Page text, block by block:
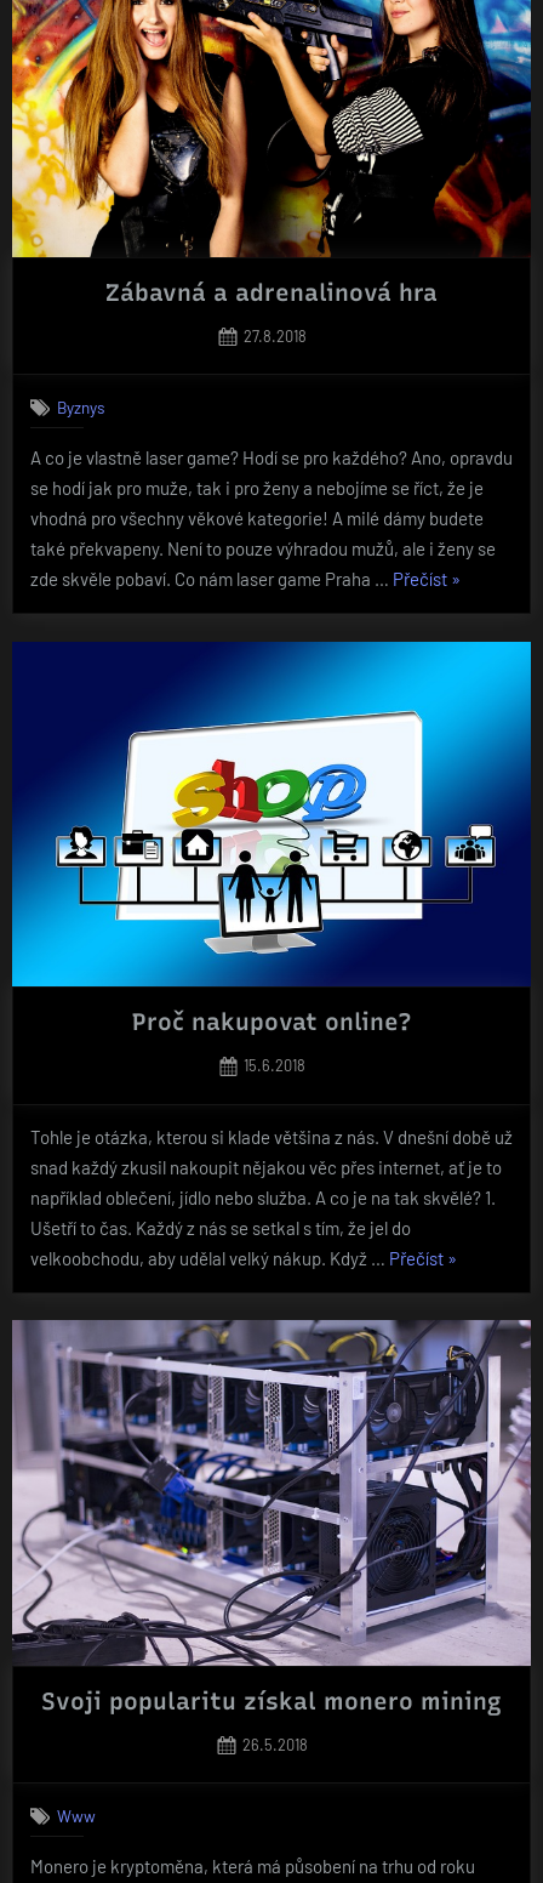
spolehlivá“
Zábavná a adrenalinová hra
Posted
27.8.2018
Byznys
A co je vlastně laser game? Hodí se pro každého? Ano, opravdu
se hodí jak pro muže, tak i pro ženy a nebojíme se říct, že je
vhodná pro všechny věkové kategorie! A milé dámy budete
také překvapeny. Není to pouze výhradou mužů, ale i ženy se
zde skvěle pobaví. Co nám laser game Praha … Přečíst„Zábavná
»
Proč nakupovat online?
Posted
15.6.2018
Tohle je otázka, kterou si klade většina z nás. V dnešní době už
snad každý zkusil nakoupit nějakou věc přes internet, ať je to
například oblečení, jídlo nebo služba. A co je na tak skvělé? 1.
Ušetří to čas. Každý z nás se setkal s tím, že jel do
velkoobchodu, aby udělal velký nákup. Když … Přečíst„Proč
online?“
»
Svoji popularitu získal monero mining
Posted
26.5.2018
Www
Monero je kryptoměna, která má působení na trhu od roku